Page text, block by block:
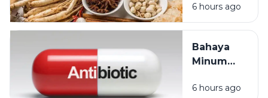
Deskripsi
Medis:
Perbedaan,
dan Kapan
Sebaiknya
6 hours ago
Bahaya
Minum
Sembarangan:
6 hours ago